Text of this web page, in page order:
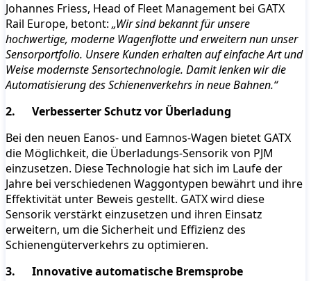
Johannes Friess, Head of Fleet Management bei GATX
Rail Europe, betont: „Wir sind bekannt für unsere
hochwertige, moderne Wagenflotte und erweitern nun unser
Sensorportfolio. Unsere Kunden erhalten auf einfache Art und
Weise modernste Sensortechnologie. Damit lenken wir die
Automatisierung des Schienenverkehrs in neue Bahnen.“
2. Verbesserter Schutz vor Überladung
Bei den neuen Eanos- und Eamnos-Wagen bietet GATX
die Möglichkeit, die Überladungs-Sensorik von PJM
einzusetzen. Diese Technologie hat sich im Laufe der
Jahre bei verschiedenen Waggontypen bewährt und ihre
Effektivität unter Beweis gestellt. GATX wird diese
Sensorik verstärkt einzusetzen und ihren Einsatz
erweitern, um die Sicherheit und Effizienz des
Schienengüterverkehrs zu optimieren.
3. Innovative automatische Bremsprobe